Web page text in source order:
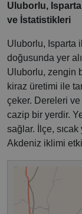
Uluborlu,
ve İstatistikleri
Uluborlu, Isparta
doğusunda yer
Uluborlu, zengin
kiraz üretimi ile
çeker. Dereleri
cazip bir yerdir.
sağlar. İlçe, sıcak
Akdeniz iklimi